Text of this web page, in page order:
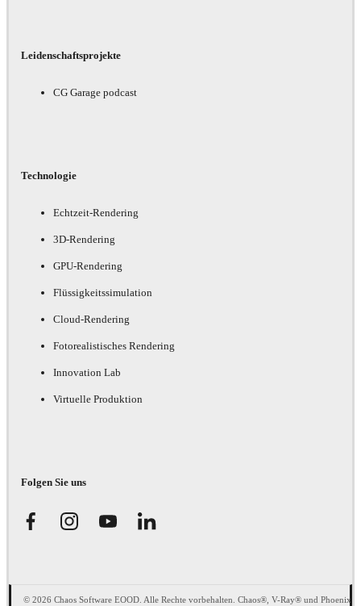
Leidenschaftsprojekte
CG Garage podcast
Technologie
Echtzeit-Rendering
3D-Rendering
GPU-Rendering
Flüssigkeitssimulation
Cloud-Rendering
Fotorealistisches Rendering
Innovation Lab
Virtuelle Produktion
Folgen Sie uns
© 2026 Chaos Software EOOD. Alle Rechte vorbehalten. Chaos®, V-Ray® und Phoenix